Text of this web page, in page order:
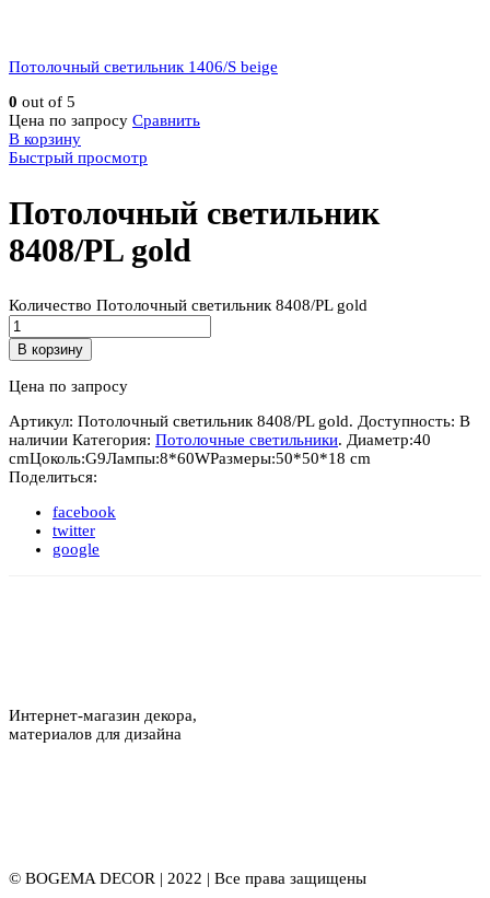
Потолочный светильник 1406/S beige
0 out of 5
Цена по запросу Сравнить
В корзину
Быстрый просмотр
Потолочный светильник
8408/PL gold
Количество Потолочный светильник 8408/PL gold
В корзину
Цена по запросу
Артикул: Потолочный светильник 8408/PL gold. Доступность: В
наличии Категория: Потолочные светильники. Диаметр:40
cmЦоколь:G9Лампы:8*60WРазмеры:50*50*18 cm
Поделиться:
facebook
twitter
google
Интернет-магазин декора,
материалов для дизайна
© BOGEMA DECOR | 2022 | Все права защищены